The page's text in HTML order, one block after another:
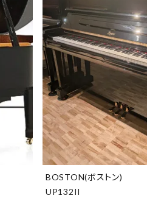
BOSTON(ボストン)
UP132II